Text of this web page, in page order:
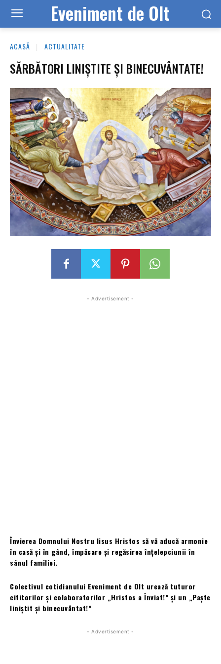
Eveniment de Olt
ACASĂ ACTUALITATE
SĂRBĂTORI LINIȘTITE ȘI BINECUVÂNTATE!
- Advertisement -
Învierea Domnului Nostru Iisus Hristos să vă aducă armonie
în casă şi în gând, împăcare şi regăsirea înţelepciunii în
sânul familiei.
Colectivul cotidianului Eveniment de Olt urează tuturor
cititorilor și colaboratorilor „Hristos a Înviat!” și un „Paște
liniștit și binecuvântat!”
- Advertisement -